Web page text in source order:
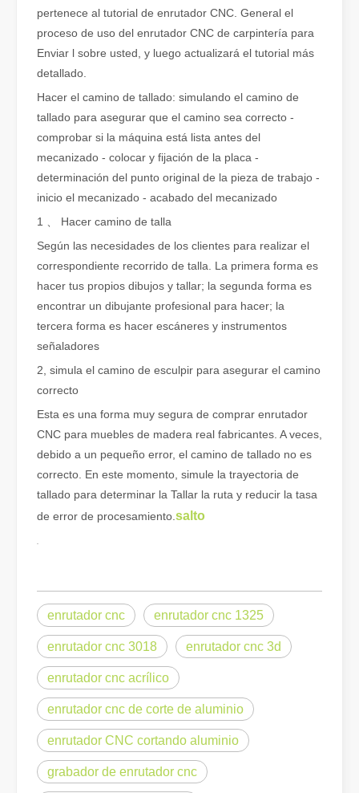
¿Qué es el corte por láser de tubos?
El corte por láser de tubos es una tecnología clave en la
Cómo elegir su compañero de trabajo: máquina de corte por láser
El corte de metal por láser es un método de precisión que se
El corte por láser de láminas de metal es un método de corte muy utilizado.
El corte por láser de láminas de metal es un método de corte
pertenece al tutorial de enrutador CNC. General el
proceso de uso del enrutador CNC de carpintería para
Enviar l sobre usted, y luego actualizará el tutorial más
detallado.
Hacer el camino de tallado: simulando el camino de
tallado para asegurar que el camino sea correcto -
comprobar si la máquina está lista antes del
mecanizado - colocar y fijación de la placa -
determinación del punto original de la pieza de trabajo -
inicio el mecanizado - acabado del mecanizado
1 、 Hacer camino de talla
Según las necesidades de los clientes para realizar el
correspondiente recorrido de talla. La primera forma es
hacer tus propios dibujos y tallar; la segunda forma es
encontrar un dibujante profesional para hacer; la
tercera forma es hacer escáneres y instrumentos
señaladores
2, simula el camino de esculpir para asegurar el camino
correcto
Esta es una forma muy segura de comprar enrutador
CNC para muebles de madera real fabricantes. A veces,
debido a un pequeño error, el camino de tallado no es
correcto. En este momento, simule la trayectoria de
tallado para determinar la Tallar la ruta y reducir la tasa
de error de procesamiento. salto
enrutador cnc enrutador cnc 1325
enrutador cnc 3018 enrutador cnc 3d
enrutador cnc acrílico
enrutador cnc de corte de aluminio
enrutador CNC cortando aluminio
grabador de enrutador cnc